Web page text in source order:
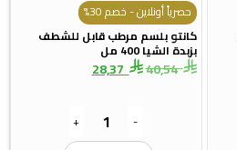
حصرياً أونلاين - خصم 30%
كانتو بلسم مرطب قابل للشطف
بزبدة الشيا 400 مل
40,54
28,37
-
+